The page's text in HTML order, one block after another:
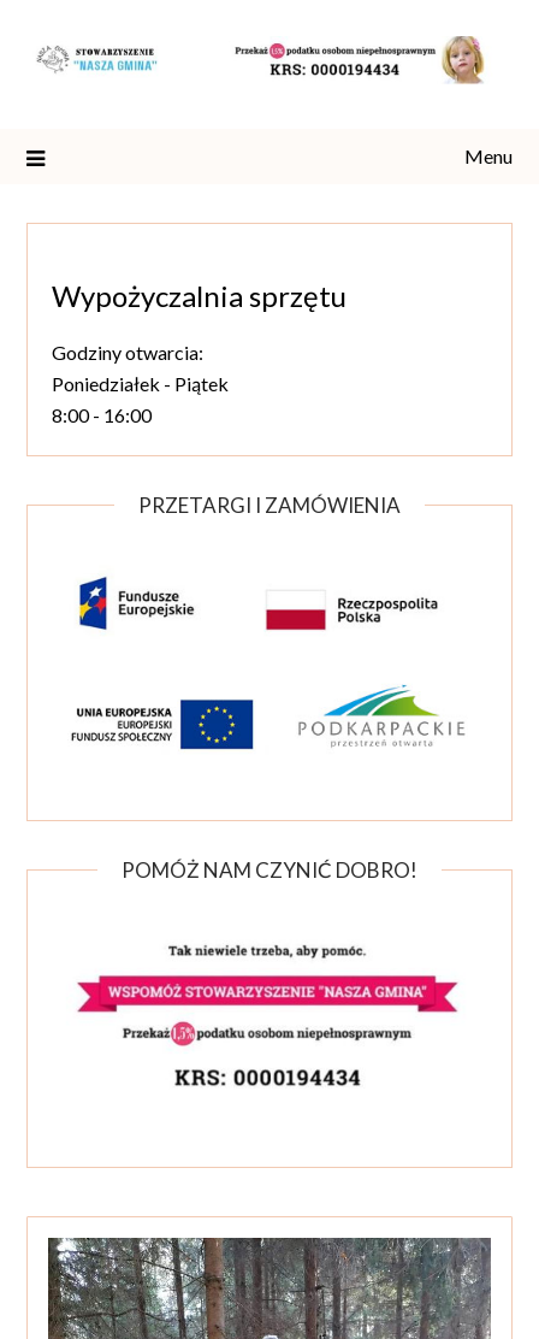
content
Menu
Wypożyczalnia sprzętu
Godziny otwarcia:
Poniedziałek - Piątek
8:00 - 16:00
PRZETARGI I ZAMÓWIENIA
POMÓŻ NAM CZYNIĆ DOBRO!